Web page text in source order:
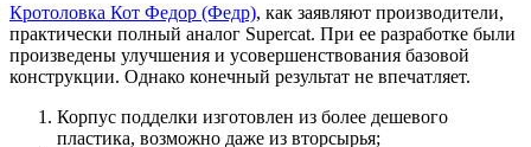
Кротоловка Кот Федор (Федр), как заявляют производители,
практически полный аналог Supercat. При ее разработке были
произведены улучшения и усовершенствования базовой
конструкции. Однако конечный результат не впечатляет.
Корпус подделки изготовлен из более дешевого
пластика, возможно даже из вторсырья;